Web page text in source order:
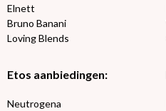
Elnett
Bruno Banani
Loving Blends
Etos aanbiedingen:
Neutrogena